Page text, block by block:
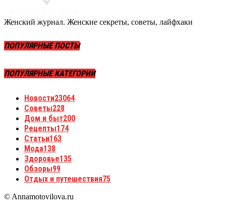
Женский журнал. Женские секреты, советы, лайфхаки
ПОПУЛЯРНЫЕ ПОСТЫ
ПОПУЛЯРНЫЕ КАТЕГОРИИ
Новости23064
Советы228
Дом и быт200
Рецепты174
Статьи163
Мода138
Здоровье135
Обзоры99
Отдых и путешествия75
© Annamotovilova.ru